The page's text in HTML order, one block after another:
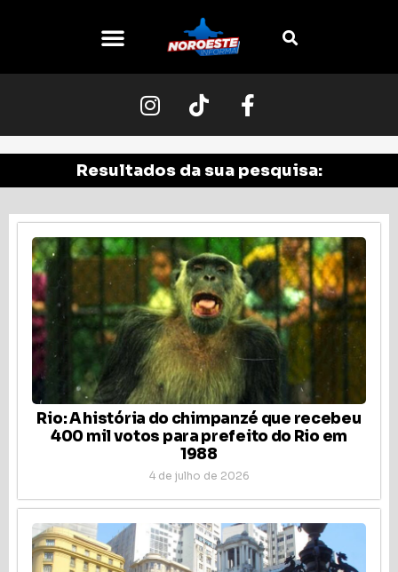
Resultados da sua pesquisa:
Rio: A história do chimpanzé que recebeu
400 mil votos para prefeito do Rio em
1988
4 de julho de 2026